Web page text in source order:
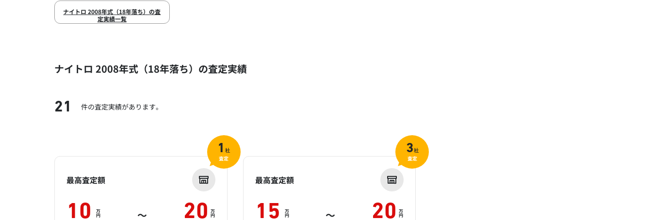
ナイトロ 2008年式（18年落ち）の査
定実績一覧
ナイトロ 2008年式（18年落ち）の査定実績
21 件の査定実績があります。
最高査定額
10 万
円 ～ 20 万
円
1 社
査定
最高査定額
15 万
円 ～ 20 万
円
3社
査定